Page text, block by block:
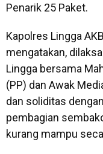
Penarik 25 Paket.
Kapolres Lingga
mengatakan,
Lingga bersama
(PP) dan Awak
dan soliditas
pembagian
kurang mampu